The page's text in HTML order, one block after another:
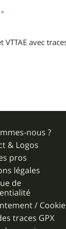
VTTAE avec
nous ?
& Logos
pros
légales
de
/
traces GPX